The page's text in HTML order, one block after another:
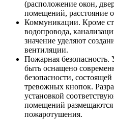
(расположение окон,
помещений, расстояние
Коммуникации. Кроме
водопровода,
значение уделяют
вентиляции.
Пожарная безопасность.
быть оснащено
безопасности,
тревожных кнопок.
установкой
помещений размещаются
пожаротушения.